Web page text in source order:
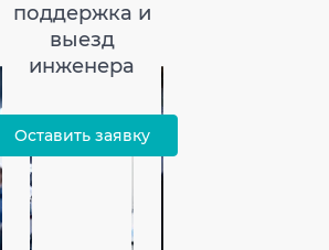
поддержка и
выезд
инженера
Оставить заявку